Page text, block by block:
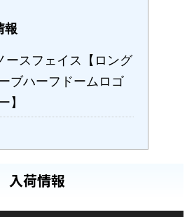
報
ースフェイス【ロング
ブハーフドームロゴ
】
入荷情報